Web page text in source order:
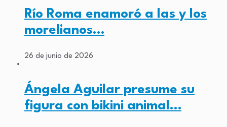
Río Roma enamoró a las y los
morelianos…
26 de junio de 2026
Ángela Aguilar presume su
figura con bikini animal…